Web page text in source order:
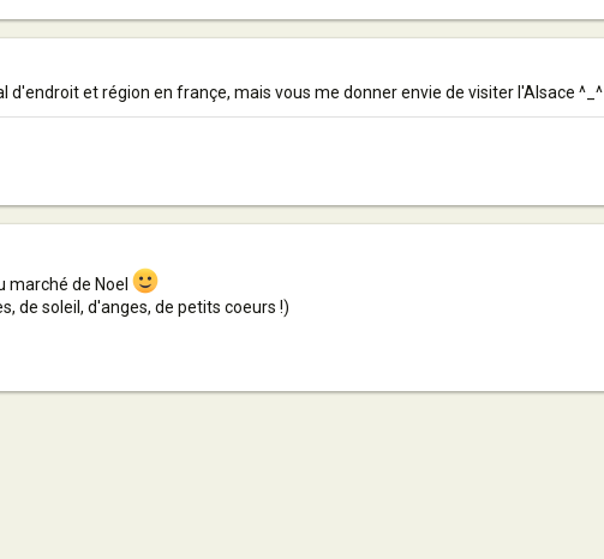
d'endroit et région en françe, mais vous me donner envie de visiter l'Alsace ^_^
marché de Noel
de soleil, d'anges, de petits coeurs !)